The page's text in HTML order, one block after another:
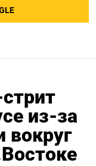
из-за
вокруг